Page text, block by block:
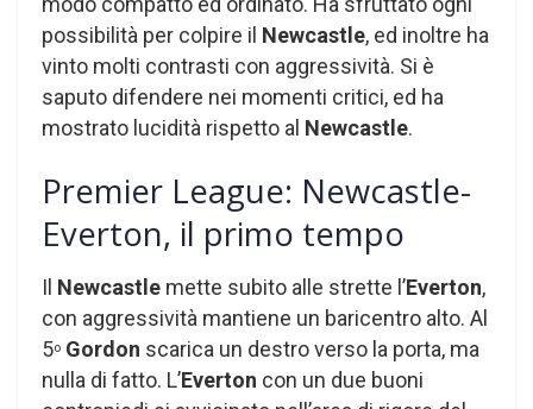
possibilità per colpire il Newcastle, ed inoltre ha
vinto molti contrasti con aggressività. Si è
saputo difendere nei momenti critici, ed ha
mostrato lucidità rispetto al Newcastle.
Premier League: Newcastle-
Everton, il primo tempo
Il Newcastle mette subito alle strette l’Everton,
con aggressività mantiene un baricentro alto. Al
5o Gordon scarica un destro verso la porta, ma
nulla di fatto. L’Everton con un due buoni